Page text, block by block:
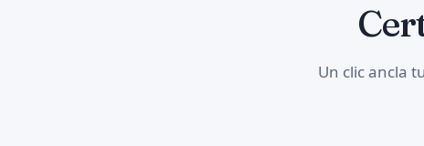
Un clic ancla